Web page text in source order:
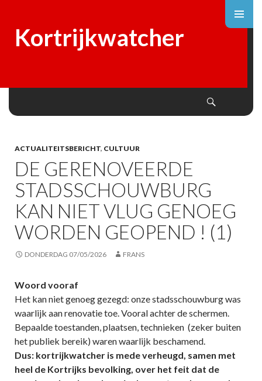
Kortrijkwatcher
ACTUALITEITSBERICHT, CULTUUR
DE GERENOVEERDE
STADSSCHOUWBURG
KAN NIET VLUG GENOEG
WORDEN GEOPEND ! (1)
DONDERDAG 07/05/2026 FRANS
Woord vooraf
Het kan niet genoeg gezegd: onze stadsschouwburg was
waarlijk aan renovatie toe. Vooral achter de schermen.
Bepaalde toestanden, plaatsen, technieken (zeker buiten
het publiek bereik) waren waarlijk beschamend.
Dus: kortrijkwatcher is mede verheugd, samen met
heel de Kortrijks bevolking, over het feit dat de